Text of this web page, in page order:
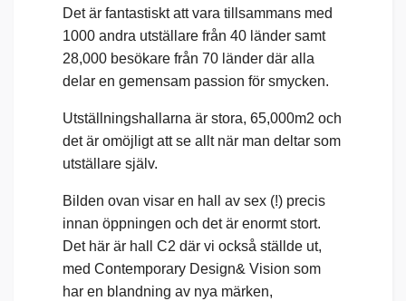
Det är fantastiskt att vara tillsammans med
1000 andra utställare från 40 länder samt
28,000 besökare från 70 länder där alla
delar en gemensam passion för smycken.
Utställningshallarna är stora, 65,000m2 och
det är omöjligt att se allt när man deltar som
utställare själv.
Bilden ovan visar en hall av sex (!) precis
innan öppningen och det är enormt stort.
Det här är hall C2 där vi också ställde ut,
med Contemporary Design& Vision som
har en blandning av nya märken,